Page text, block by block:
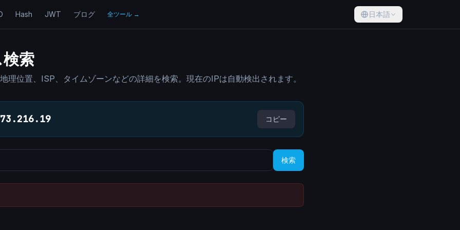
Hash JWT ブログ 全ツール → 日本語
索
理位置、ISP、タイムゾーンなどの詳細を検索。現在のIPは自動検出されます。
コピー
検索